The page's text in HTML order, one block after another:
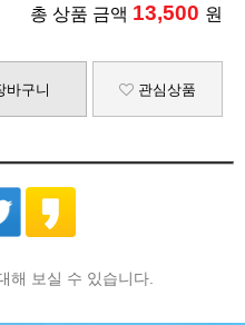
총 상품 금액 13,500 원
바구니 관심상품
해 보실 수 있습니다.